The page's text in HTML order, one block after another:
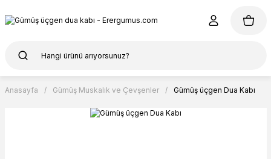
Anasayfa Gümüş Muskalık ve Çevşenler Gümüş üçgen Dua Kabı